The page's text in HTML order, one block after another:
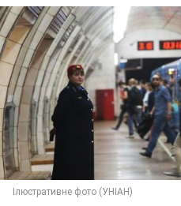
Ілюстративне фото (УНІАН)